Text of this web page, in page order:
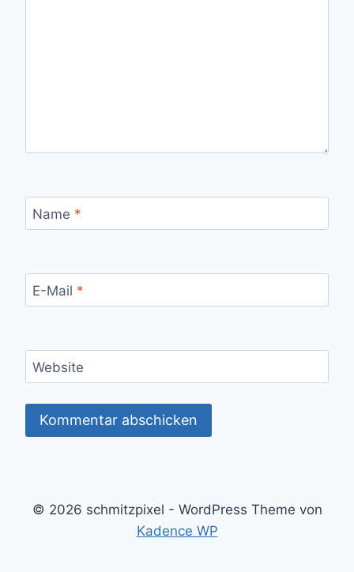
Name *
E-Mail *
Website
© 2026 schmitzpixel - WordPress Theme von
Kadence WP